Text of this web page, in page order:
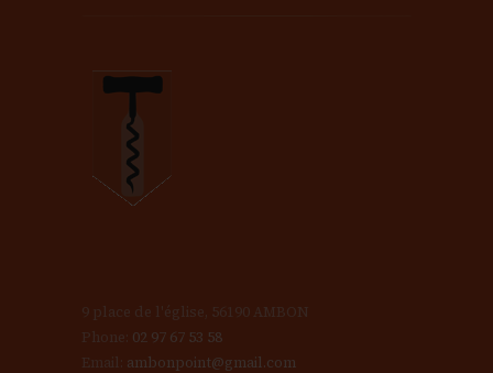
9 place de l'église, 56190 AMBON
Phone: 02 97 67 53 58
Email: ambonpoint@gmail.com